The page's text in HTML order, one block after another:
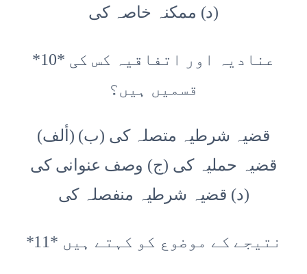
(د) ممکنہ خاصہ کی
*10* عنادیہ اور اتفاقیہ کس کی
قسمیں ہیں؟
(ألف) قضیہ شرطیہ متصلہ کی (ب)
قضیہ حملیہ کی (ج) وصف عنوانی کی
(د) قضیہ شرطیہ منفصلہ کی
*11* نتیجے کے موضوع کو کہتے ہیں